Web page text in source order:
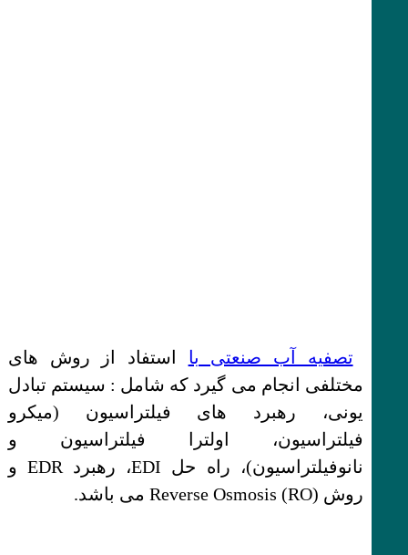
تصفیه آب صنعتی با استفاد از روش های
مختلفی انجام می گیرد که شامل : سیستم تبادل
یونی، رهبرد های فیلتراسیون (میکرو
فیلتراسیون، اولترا فیلتراسیون و
نانوفیلتراسیون)، راه حل EDI، رهبرد EDR و
روش Reverse Osmosis (RO) می باشد.